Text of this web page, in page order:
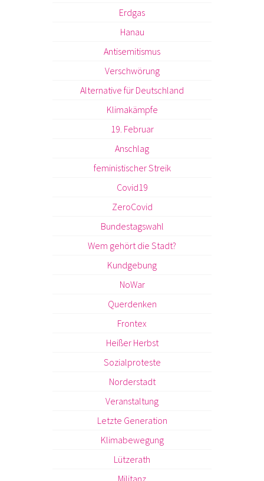
Erdgas
Hanau
Antisemitismus
Verschwörung
Alternative für Deutschland
Klimakämpfe
19. Februar
Anschlag
feministischer Streik
Covid19
ZeroCovid
Bundestagswahl
Wem gehört die Stadt?
Kundgebung
NoWar
Querdenken
Frontex
Heißer Herbst
Sozialproteste
Norderstadt
Veranstaltung
Letzte Generation
Klimabewegung
Lützerath